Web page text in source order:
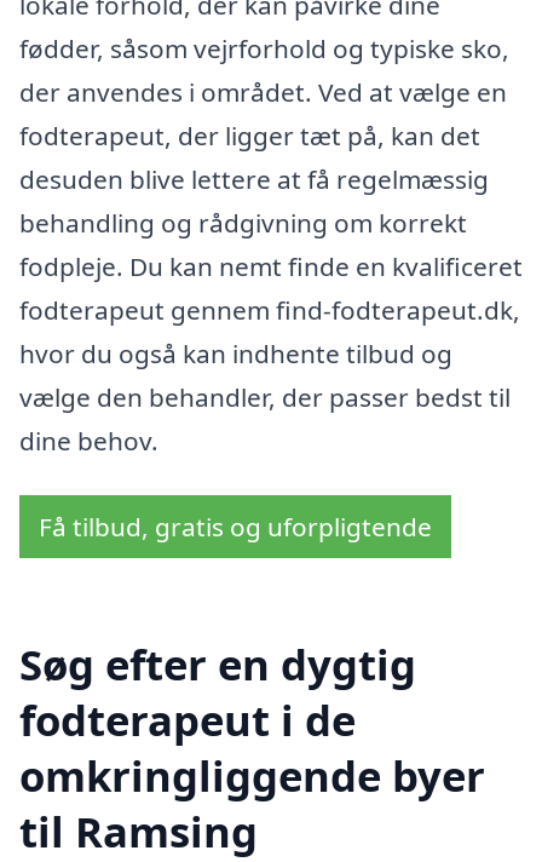
fødder, såsom vejrforhold og typiske sko,
der anvendes i området. Ved at vælge en
fodterapeut, der ligger tæt på, kan det
desuden blive lettere at få regelmæssig
behandling og rådgivning om korrekt
fodpleje. Du kan nemt finde en kvalificeret
fodterapeut gennem find-fodterapeut.dk,
hvor du også kan indhente tilbud og
vælge den behandler, der passer bedst til
dine behov.
Få tilbud, gratis og uforpligtende
Søg efter en dygtig
fodterapeut i de
omkringliggende byer
til Ramsing